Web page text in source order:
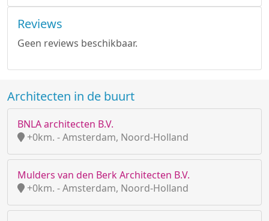
Reviews
Geen reviews beschikbaar.
Architecten in de buurt
BNLA architecten B.V.
+0km. - Amsterdam, Noord-Holland
Mulders van den Berk Architecten B.V.
+0km. - Amsterdam, Noord-Holland